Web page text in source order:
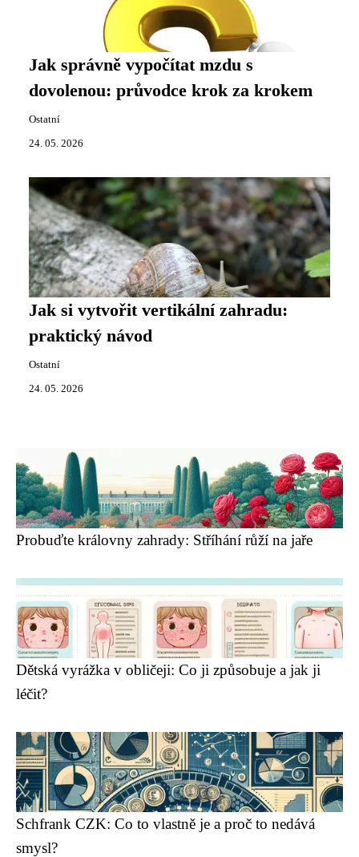
Jak správně vypočítat mzdu s
dovolenou: průvodce krok za krokem
Ostatní
24. 05. 2026
Jak si vytvořit vertikální zahradu:
praktický návod
Ostatní
24. 05. 2026
Probuďte královny zahrady: Stříhání růží na jaře
Dětská vyrážka v obličeji: Co ji způsobuje a jak ji
léčit?
Schfrank CZK: Co to vlastně je a proč to nedává
smysl?